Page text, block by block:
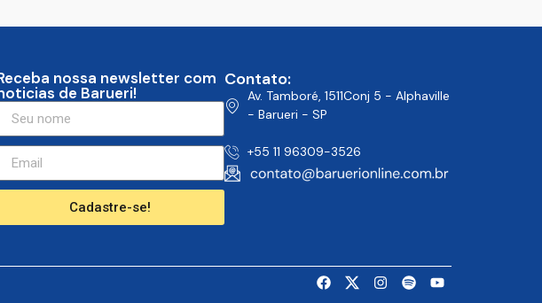
nossa newsletter com
de Barueri!
Cadastre-se!
Contato:
Av. Tamboré, 1511Conj 5 - Alphaville
- Barueri - SP
+55 11 96309-3526